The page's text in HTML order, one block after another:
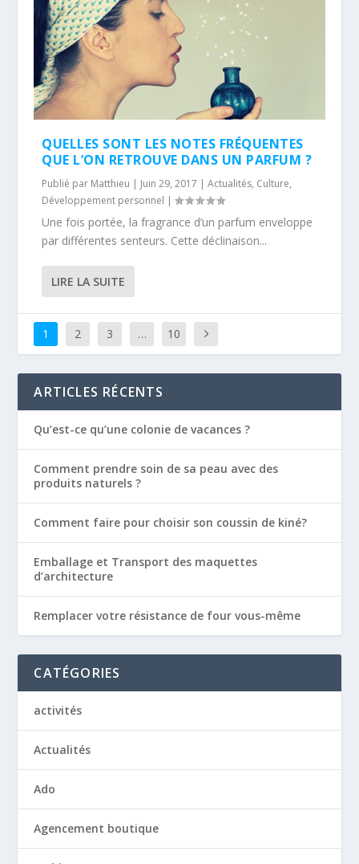
QUELLES SONT LES NOTES FRÉQUENTES
QUE L’ON RETROUVE DANS UN PARFUM ?
Publié par Matthieu | Juin 29, 2017 |Actualités, Culture,
Développement personnel |
Une fois portée, la fragrance d’un parfum enveloppe
par différentes senteurs. Cette déclinaison...
LIRE LA SUITE
1 2 3 … 10
ARTICLES RÉCENTS
Qu’est-ce qu’une colonie de vacances ?
Comment prendre soin de sa peau avec des
produits naturels ?
Comment faire pour choisir son coussin de kiné?
Emballage et Transport des maquettes
d’architecture
Remplacer votre résistance de four vous-même
CATÉGORIES
activités
Actualités
Ado
Agencement boutique